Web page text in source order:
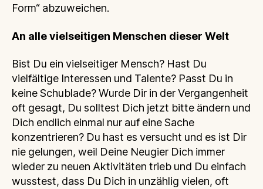
Form“ abzuweichen.
An alle vielseitigen Menschen dieser Welt
Bist Du ein vielseitiger Mensch? Hast Du
vielfältige Interessen und Talente? Passt Du in
keine Schublade? Wurde Dir in der Vergangenheit
oft gesagt, Du solltest Dich jetzt bitte ändern und
Dich endlich einmal nur auf eine Sache
konzentrieren? Du hast es versucht und es ist Dir
nie gelungen, weil Deine Neugier Dich immer
wieder zu neuen Aktivitäten trieb und Du einfach
wusstest, dass Du Dich in unzählig vielen, oft